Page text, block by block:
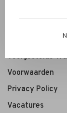
Personal
Veelgestelde
Voorwaarden
Privacy Policy
Vacatures